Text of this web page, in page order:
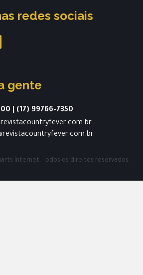
redes sociais
gente
(17) 99766-7350
Internet. Todos os direitos reservados.